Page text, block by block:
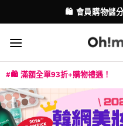
to
content
💳 支援消費券、FPS、
🛍️ 滿額全單93折+購物禮遇！